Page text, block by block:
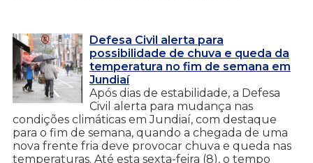
Defesa Civil alerta para
possibilidade de chuva e queda da
temperatura no fim de semana em
Jundiaí
Após dias de estabilidade, a Defesa
Civil alerta para mudança nas
condições climáticas em Jundiaí, com destaque
para o fim de semana, quando a chegada de uma
nova frente fria deve provocar chuva e queda nas
temperaturas. Até esta sexta-feira (8), o tempo